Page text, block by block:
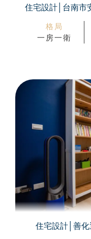
住宅設計│台南市
格局
一房一衛
住宅設計│善